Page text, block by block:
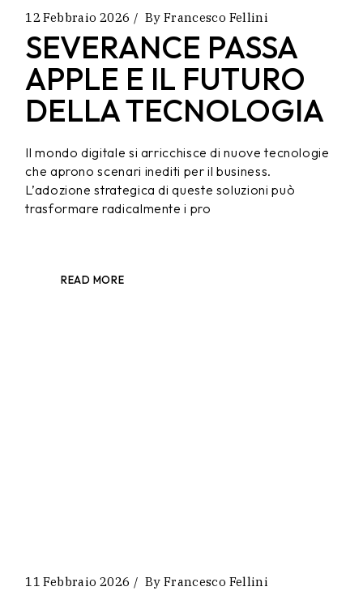
12 Febbraio 2026 By Francesco Fellini
SEVERANCE PASSA
APPLE E IL FUTURO
DELLA TECNOLOGIA
Il mondo digitale si arricchisce di nuove tecnologie
che aprono scenari inediti per il business.
L’adozione strategica di queste soluzioni può
trasformare radicalmente i pro
READ MORE
11 Febbraio 2026 By Francesco Fellini